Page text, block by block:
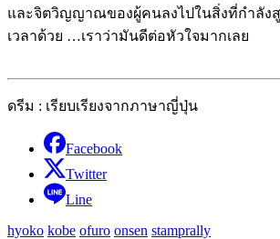
และจิตวิญญาณของผู้คนลงไปในสิ่งที่กำลัง
เวลาด้วย …เราว่ามันดีต่อหัวใจมากเลย
ดรีม : เรียบเรียงจากภาษาญี่ปุ่น
Facebook
Twitter
Line
hyoko kobe ofuro onsen stamprally